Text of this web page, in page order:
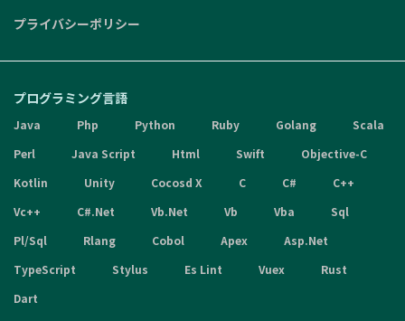
プライバシーポリシー
プログラミング言語
Java Php Python Ruby Golang
Scala
Perl
Java Script Html Swift
Objective-C
Kotlin
Unity Cocosd X C C#
C++
Vc++
C#.Net Vb.Net Vb Vba
Sql
Pl/Sql
Rlang Cobol Apex
Asp.Net
TypeScript
Stylus Es Lint Vuex
Rust
Dart